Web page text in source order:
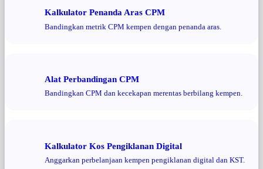
Kalkulator Penanda Aras CPM
Bandingkan metrik CPM kempen dengan penanda aras.
Alat Perbandingan CPM
Bandingkan CPM dan kecekapan merentas berbilang kempen.
Kalkulator Kos Pengiklanan Digital
Anggarkan perbelanjaan kempen pengiklanan digital dan KST.